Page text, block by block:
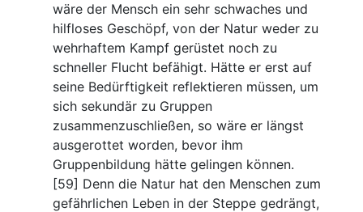
wäre der Mensch ein sehr schwaches und
hilfloses Geschöpf, von der Natur weder zu
wehrhaftem Kampf gerüstet noch zu
schneller Flucht befähigt. Hätte er erst auf
seine Bedürftigkeit reflektieren müssen, um
sich sekundär zu Gruppen
zusammenzuschließen, so wäre er längst
ausgerottet worden, bevor ihm
Gruppenbildung hätte gelingen können.
[59] Denn die Natur hat den Menschen zum
gefährlichen Leben in der Steppe gedrängt,